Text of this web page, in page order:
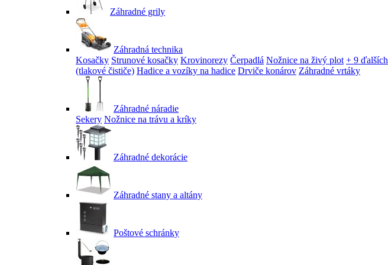
Záhradné grily
Záhradná technika
Kosačky Strunové kosačky Krovinorezy Čerpadlá Nožnice na živý plot + 9 ďalších
(tlakové čističe) Hadice a vozíky na hadice Drviče konárov Záhradné vrtáky
Záhradné náradie
Sekery Nožnice na trávu a kríky
Záhradné dekorácie
Záhradné stany a altány
Poštové schránky